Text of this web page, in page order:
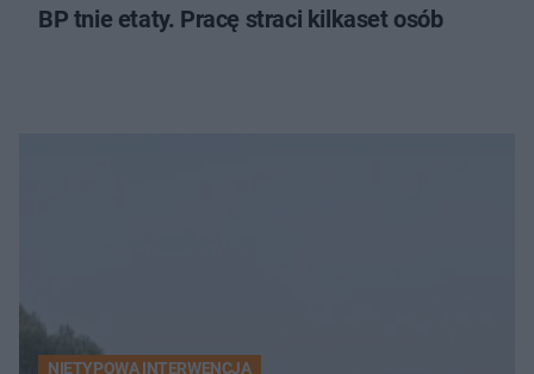
BP tnie etaty. Pracę straci kilkaset osób
NIETYPOWA INTERWENCJA